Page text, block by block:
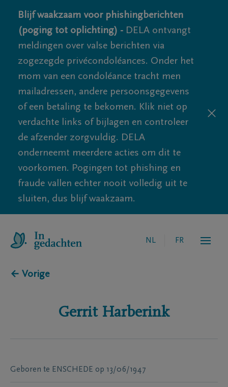
Blijf waakzaam voor phishingberichten
(poging tot oplichting) - DELA ontvangt
meldingen over valse berichten via
zogezegde privécondoléances. Onder het
mom van een condoléance tracht men
mailadressen, andere persoonsgegevens
of een betaling te bekomen. Klik niet op
verdachte links of bijlagen en controleer
de afzender zorgvuldig. DELA
onderneemt meerdere acties om dit te
voorkomen. Pogingen tot phishing en
fraude vallen echter nooit volledig uit te
sluiten, dus blijf waakzaam.
NL FR
← Vorige
Gerrit Harberink
Geboren te ENSCHEDE op 13/06/1947